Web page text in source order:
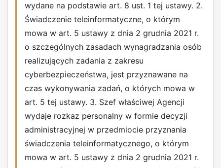
wydane na podstawie art. 8 ust. 1 tej ustawy. 2.
Świadczenie teleinformatyczne, o którym
mowa w art. 5 ustawy z dnia 2 grudnia 2021 r.
o szczególnych zasadach wynagradzania osób
realizujących zadania z zakresu
cyberbezpieczeństwa, jest przyznawane na
czas wykonywania zadań, o których mowa w
art. 5 tej ustawy. 3. Szef właściwej Agencji
wydaje rozkaz personalny w formie decyzji
administracyjnej w przedmiocie przyznania
świadczenia teleinformatycznego, o którym
mowa w art. 5 ustawy z dnia 2 grudnia 2021 r.